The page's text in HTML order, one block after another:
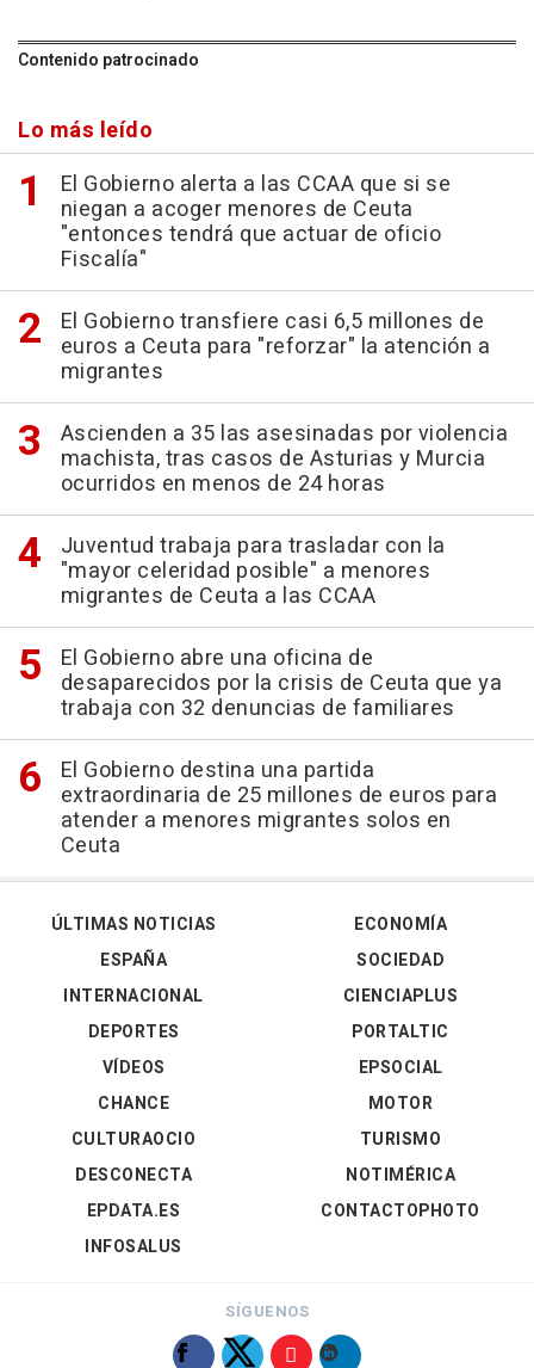
Contenido patrocinado
Lo más leído
El Gobierno alerta a las CCAA que si se
niegan a acoger menores de Ceuta
"entonces tendrá que actuar de oficio
Fiscalía"
El Gobierno transfiere casi 6,5 millones de
euros a Ceuta para "reforzar" la atención a
migrantes
Ascienden a 35 las asesinadas por violencia
machista, tras casos de Asturias y Murcia
ocurridos en menos de 24 horas
Juventud trabaja para trasladar con la
"mayor celeridad posible" a menores
migrantes de Ceuta a las CCAA
El Gobierno abre una oficina de
desaparecidos por la crisis de Ceuta que ya
trabaja con 32 denuncias de familiares
El Gobierno destina una partida
extraordinaria de 25 millones de euros para
atender a menores migrantes solos en
Ceuta
ÚLTIMAS NOTICIAS
ESPAÑA
INTERNACIONAL
DEPORTES
VÍDEOS
ECONOMÍA
SOCIEDAD
CIENCIAPLUS
PORTALTIC
EPSOCIAL
CHANCE
CULTURAOCIO
DESCONECTA
EPDATA.ES
INFOSALUS
MOTOR
TURISMO
NOTIMÉRICA
CONTACTOPHOTO
SÍGUENOS